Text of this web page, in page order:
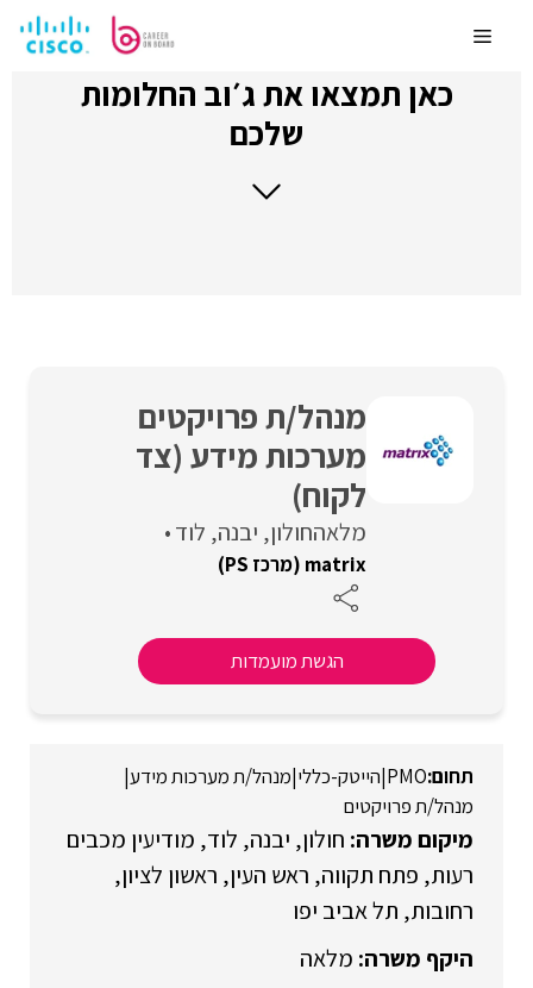
לתוכןMenu
כאן תמצאו את ג׳וב החלומות
שלכם
מנהל/ת פרויקטים
מערכות מידע (צד
לקוח)
מלאהחולון יבנה לוד
matrix (מרכז PS)
הגשת מועמדות
PMO
|הייטק-כללי|מנהל/ת מערכות מידע|
מנהל/ת פרויקטים
חולון יבנה לוד מודיעין מכבים
רעות פתח תקווה ראש העין ראשון לציון
רחובות תל אביב יפו
מלאה